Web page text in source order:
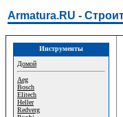
Armatura.RU -
Инструменты
Домой
Aeg
Bosch
Elitech
Heller
Redverg